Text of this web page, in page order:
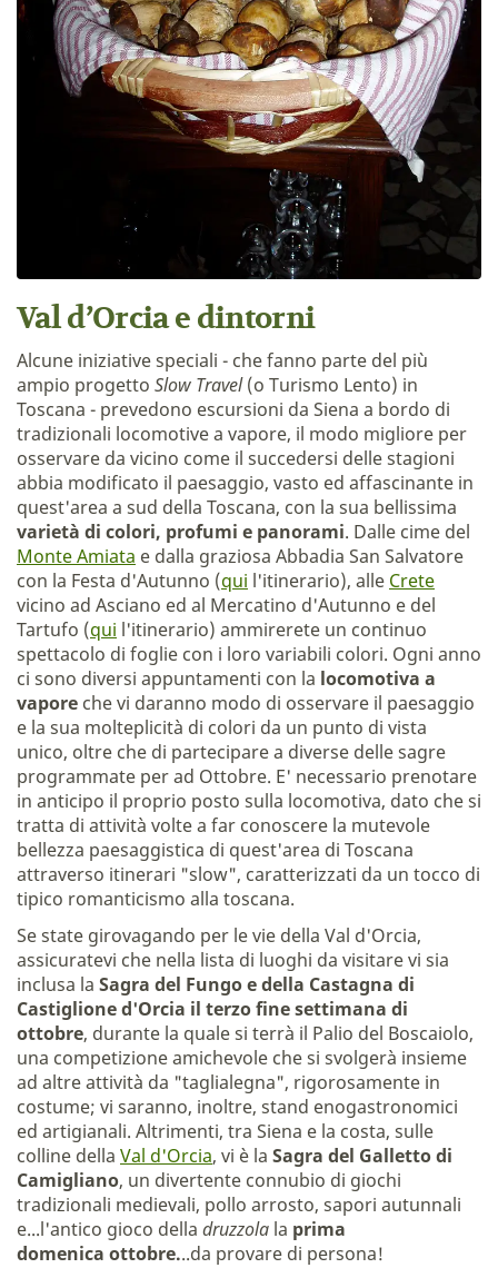
Val d’Orcia e dintorni
Alcune iniziative speciali - che fanno parte del più
ampio progetto Slow Travel(o Turismo Lento) in
Toscana - prevedono escursioni da Siena a bordo di
tradizionali locomotive a vapore, il modo migliore per
osservare da vicino come il succedersi delle stagioni
abbia modificato il paesaggio, vasto ed affascinante in
quest'area a sud della Toscana, con la sua bellissima
varietà di colori, profumi e panorami. Dalle cime del
Monte Amiata e dalla graziosa Abbadia San Salvatore
con la Festa d'Autunno (qui l'itinerario), alle Crete
vicino ad Asciano ed al Mercatino d'Autunno e del
Tartufo (qui l'itinerario) ammirerete un continuo
spettacolo di foglie con i loro variabili colori. Ogni anno
ci sono diversi appuntamenti con la locomotiva a
vapore che vi daranno modo di osservare il paesaggio
e la sua molteplicità di colori da un punto di vista
unico, oltre che di partecipare a diverse delle sagre
programmate per ad Ottobre. E' necessario prenotare
in anticipo il proprio posto sulla locomotiva, dato che si
tratta di attività volte a far conoscere la mutevole
bellezza paesaggistica di quest'area di Toscana
attraverso itinerari "slow", caratterizzati da un tocco di
tipico romanticismo alla toscana.
Se state girovagando per le vie della Val d'Orcia,
assicuratevi che nella lista di luoghi da visitare vi sia
inclusa la Sagra del Fungo e della Castagna di
Castiglione d'Orcia il terzo fine settimana di
ottobre, durante la quale si terrà il Palio del Boscaiolo,
una competizione amichevole che si svolgerà insieme
ad altre attività da "taglialegna", rigorosamente in
costume; vi saranno, inoltre, stand enogastronomici
ed artigianali. Altrimenti, tra Siena e la costa, sulle
colline della Val d'Orcia, vi è la Sagra del Galletto di
Camigliano, un divertente connubio di giochi
tradizionali medievali, pollo arrosto, sapori autunnali
e...l'antico gioco della druzzola la prima
domenica ottobre...da provare di persona!